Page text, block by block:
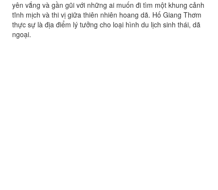
yên vắng và gần gũi với những ai muốn đi tìm một khung cảnh
tĩnh mịch và thi vị giữa thiên nhiên hoang dã. Hố Giang Thơm
thực sự là địa điểm lý tưởng cho loại hình du lịch sinh thái, dã
ngoại.